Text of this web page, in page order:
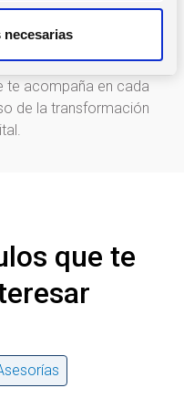
experto
de profesionales
te acompaña en cada
de la transformación
que te